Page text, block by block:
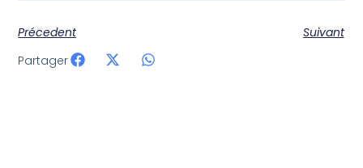
Précedent
Suivant
Partager